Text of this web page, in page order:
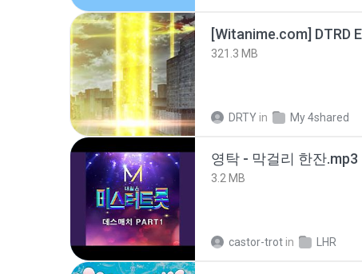
[Witanime.com] DTRD
321.3 MB
DRTY in My 4shared
영탁 - 막걸리 한잔.mp3
3.2 MB
castor-trot in LHR